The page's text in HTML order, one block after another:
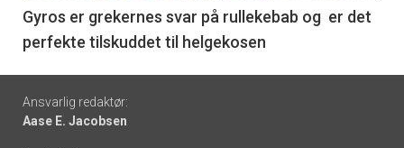
6
Gyros er grekernes svar på rullekebab og er det
perfekte tilskuddet til helgekosen
Footer
-
Ansvarlig redaktør:
Aase E. Jacobsen